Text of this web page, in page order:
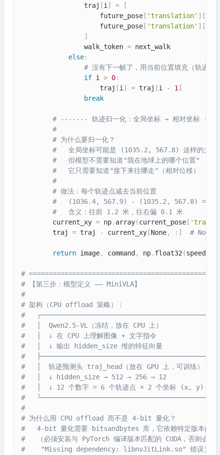
                traj
[i ] =
[
                    future_pose
[ 'translation' ] [
                    future_pose
[ 'translation' ] [
]
                walk_token
= next_walk
else:
# 没有下一帧了，用当前位置填充（轨迹不
if i > 0:
                    traj
[i ] = traj [i - 1 ]
break
# ------- 轨迹归一化：全局坐标 → 相对坐标
#
# 为什么要归一化？
#   全局坐标可能是 (1035.2, 567.8) 这样的大数
#   但模型不需要知道"我在地球上的哪个位置"
#   它只需要知道"接下来往哪走"（相对位移）
#
# 做法：每个轨迹点减去当前位置
#   (1036.4, 567.9) - (1035.2, 567.8) =
#   含义：往前 1.2 米，往右偏 0.1 米
        current_xy
= np. array(current_pose [
        traj
= traj - current_xy [None, : ] # None
return image, command , np. float32 (speed
#
# 【第三步：模型定义 —— MiniVLA】
#
# 架构（CPU offload 策略）：
#
#   │  Qwen2.5-VL（冻结，放在 CPU 上）
#   │  ↓ 在 CPU 上理解图像 + 文字指令
#   │  ↓ 输出 hidden_size 维的特征向量
#
#   │  轨迹预测头 traj_head（放在 GPU 上，可训练）
#   │  ↓ hidden_size → 512 → 256 → 12
#   │  ↓ 12 个数字 = 6 个轨迹点 × 2 个坐标 (x, y)
#
#
# 为什么用 CPU offload 而不是 4-bit 量化？
#   4-bit 量化需要 bitsandbytes 库，它依赖特定版本的
#   （必须安装与 PyTorch 编译版本匹配的 CUDA，否则会报
#    "Missing dependency: libnvJitLink.so" 错误）